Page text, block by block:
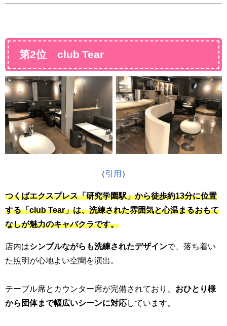
第2位 club Tear
（引用 ）
つくばエクスプレス「研究学園駅」から徒歩約13分に位置
する「club Tear」は、洗練された雰囲気と心温まるおもて
なしが魅力のキャバクラです。
店内はシンプルながらも洗練されたデザインで、落ち着い
た照明が心地よい空間を演出。
テーブル席とカウンター席が完備されており、 おひとり様
から団体まで幅広いシーンに対応しています。